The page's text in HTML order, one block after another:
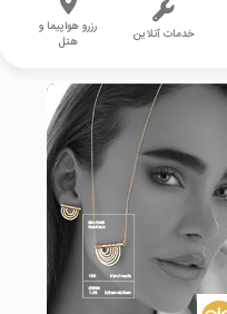
خدمات آنلاین
رزرو هواپیما و
هتل